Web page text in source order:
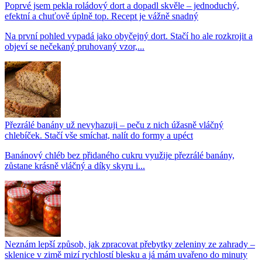
Poprvé jsem pekla roládový dort a dopadl skvěle – jednoduchý,
efektní a chuťově úplně top. Recept je vážně snadný
Na první pohled vypadá jako obyčejný dort. Stačí ho ale rozkrojit a
objeví se nečekaný pruhovaný vzor,...
Přezrálé banány už nevyhazuji – peču z nich úžasně vláčný
chlebíček. Stačí vše smíchat, nalít do formy a upéct
Banánový chléb bez přidaného cukru využije přezrálé banány,
zůstane krásně vláčný a díky skyru i...
Neznám lepší způsob, jak zpracovat přebytky zeleniny ze zahrady –
sklenice v zimě mizí rychlostí blesku a já mám uvařeno do minuty